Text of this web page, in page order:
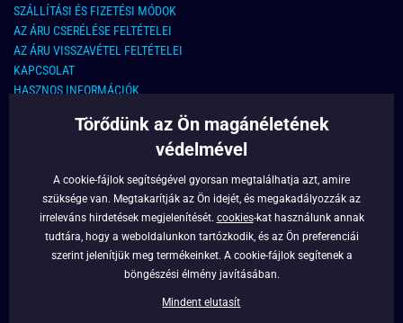
SZÁLLÍTÁSI ÉS FIZETÉSI MÓDOK
AZ ÁRU CSERÉLÉSE FELTÉTELEI
AZ ÁRU VISSZAVÉTEL FELTÉTELEI
KAPCSOLAT
HASZNOS INFORMÁCIÓK
KAPCSOLAT
info@legyferfi.hu
FONTOS INFORMÁCIÓK
RÓLUNK
Törődünk az Ön magánéletének
védelmével
A cookie-fájlok segítségével gyorsan megtalálhatja azt, amire
szüksége van. Megtakarítják az Ön idejét, és megakadályozzák az
irreleváns hirdetések megjelenítését. cookies-kat használunk annak
tudtára, hogy a weboldalunkon tartózkodik, és az Ön preferenciái
szerint jelenítjük meg termékeinket. A cookie-fájlok segítenek a
böngészési élmény javításában.
Mindent elutasít